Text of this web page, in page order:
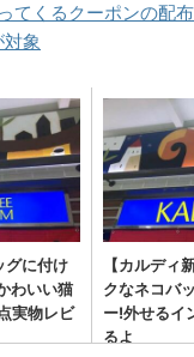
てくるクーポンの配
象